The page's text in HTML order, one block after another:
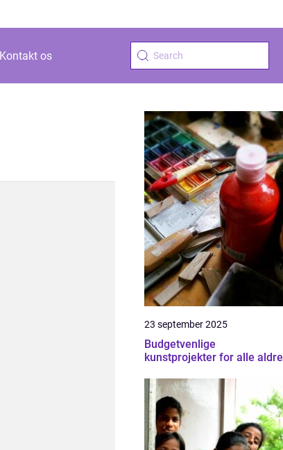
Kontakt os
23 september 2025
Budgetvenlige
kunstprojekter for alle aldre